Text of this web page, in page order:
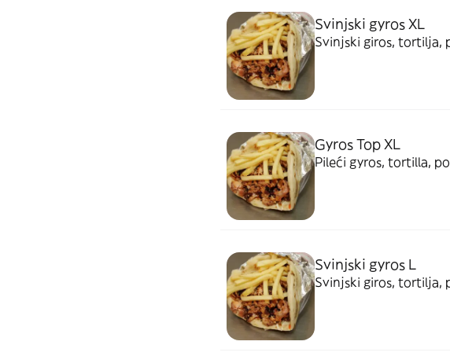
Svinjski gyros XL
Svinjski giros, tortilja,
Gyros Top XL
Pileći gyros, tortilla,
Svinjski gyros L
Svinjski giros, tortilja,